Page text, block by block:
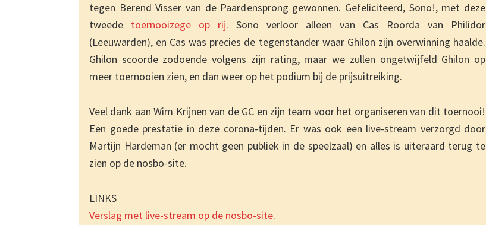
tegen Berend Visser van de Paardensprong gewonnen. Gefeliciteerd, Sono!, met deze
tweede toernooizege op rij. Sono verloor alleen van Cas Roorda van Philidor
(Leeuwarden), en Cas was precies de tegenstander waar Ghilon zijn overwinning haalde.
Ghilon scoorde zodoende volgens zijn rating, maar we zullen ongetwijfeld Ghilon op
meer toernooien zien, en dan weer op het podium bij de prijsuitreiking.
Veel dank aan Wim Krijnen van de GC en zijn team voor het organiseren van dit toernooi!
Een goede prestatie in deze corona-tijden. Er was ook een live-stream verzorgd door
Martijn Hardeman (er mocht geen publiek in de speelzaal) en alles is uiteraard terug te
zien op de nosbo-site.
LINKS
Verslag met live-stream op de nosbo-site.